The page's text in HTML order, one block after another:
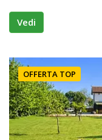
Vedi
OFFERTA TOP